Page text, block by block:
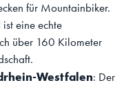
für Mountainbiker.
eine echte
über 160 Kilometer
Westfalen: Der